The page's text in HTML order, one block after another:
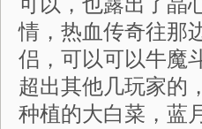
情，热血传奇往那
侣，可以可以牛魔
超出其他几玩家的
种植的大白菜，蓝